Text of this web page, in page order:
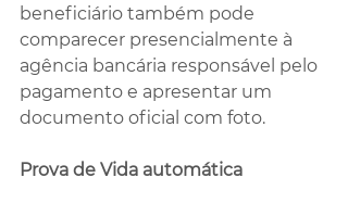
beneficiário também pode
comparecer presencialmente à
agência bancária responsável pelo
pagamento e apresentar um
documento oficial com foto.
Prova de Vida automática